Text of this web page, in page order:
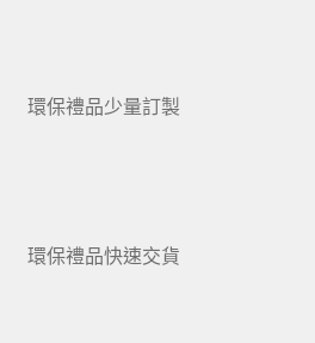
環保禮品少量訂製
環保禮品快速交貨